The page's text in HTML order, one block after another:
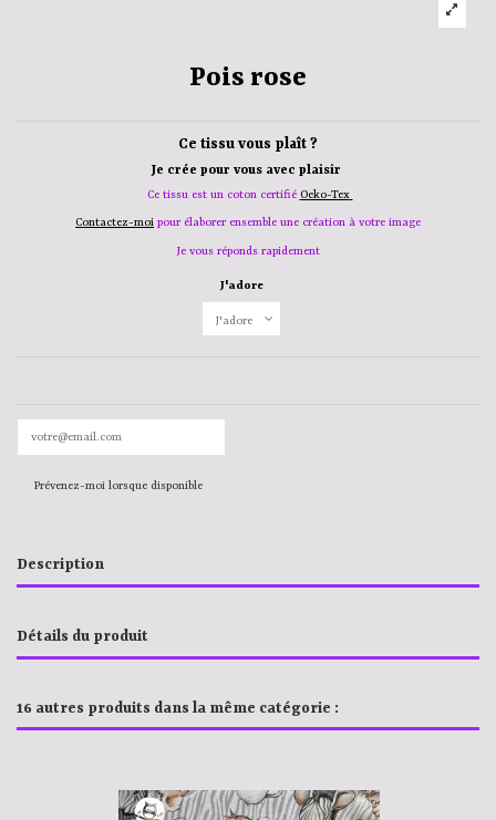
Pois rose
Ce tissu vous plaît ?
Je crée pour vous avec plaisir
Ce tissu est un coton certifié Oeko-Tex
Contactez-moi pour élaborer ensemble une création à votre image
Je vous réponds rapidement
J'adore
Description
Détails du produit
16 autres produits dans la même catégorie :